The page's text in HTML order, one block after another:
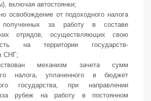
включая автостоянки;
освобождение от подоходного налога
полученных за работу в составе
отрядов, осуществляющих свою
на территории государств-
СНГ;
механизм зачета сумм
налога, уплаченного в бюджет
государства, при направлении
рубеж на работу в постоянном